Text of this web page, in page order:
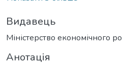
Видавець
Міністерство економічного
Анотація